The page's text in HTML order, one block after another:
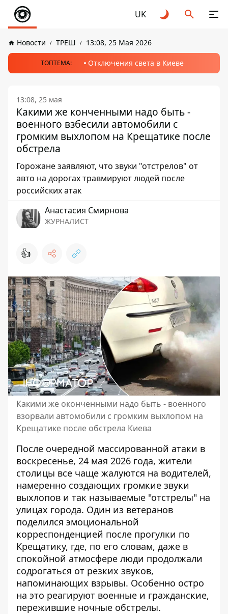
UK
Новости ТРЕШ 13:08, 25 Мая 2026
ТОПТЕМА: Отключения света в Киеве
13:08, 25 мая
Какими же конченными надо быть -
военного взбесили автомобили с
громким выхлопом на Крещатике после
обстрела
Горожане заявляют, что звуки "отстрелов" от
авто на дорогах травмируют людей после
российских атак
Анастасия Смирнова
ЖУРНАЛИСТ
👍
Какими же оконченными надо быть - военного
взорвали автомобили с громким выхлопом на
Крещатике после обстрела Киева
После очередной массированной атаки в
воскресенье, 24 мая 2026 года, жители
столицы все чаще жалуются на водителей,
намеренно создающих громкие звуки
выхлопов и так называемые "отстрелы" на
улицах города. Один из ветеранов
поделился эмоциональной
корреспонденцией после прогулки по
Крещатику, где, по его словам, даже в
спокойной атмосфере люди продолжали
содрогаться от резких звуков,
напоминающих взрывы. Особенно остро
на это реагируют военные и гражданские,
пережившие ночные обстрелы.